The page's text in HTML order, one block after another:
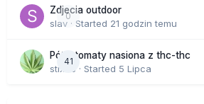
0
Zdjecia outdoor
slav · Started 21 godzin temu
41
Półautomaty nasiona z thc-thc
stix33 · Started 5 Lipca